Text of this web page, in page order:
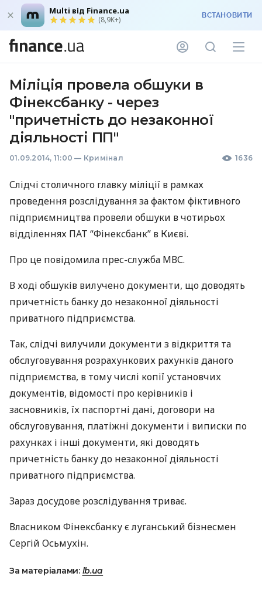
Multi від Finance.ua
(8,9K+) ВСТАНОВИТИ
Міліція провела обшуки в
Фінексбанку - через
"причетність до незаконної
діяльності ПП"
01.09.2014, 11:00 — Кримінал 1636
Слідчі столичного главку міліції в рамках
проведення розслідування за фактом фіктивного
підприємництва провели обшуки в чотирьох
відділеннях ПАТ “Фінексбанк” в Києві.
Про це повідомила прес-служба МВС.
В ході обшуків вилучено документи, що доводять
причетність банку до незаконної діяльності
приватного підприємства.
Так, слідчі вилучили документи з відкриття та
обслуговування розрахункових рахунків даного
підприємства, в тому числі копії установчих
документів, відомості про керівників і
засновників, їх паспортні дані, договори на
обслуговування, платіжні документи і виписки по
рахунках і інші документи, які доводять
причетність банку до незаконної діяльності
приватного підприємства.
Зараз досудове розслідування триває.
Власником Фінексбанку є луганський бізнесмен
Сергій Осьмухін.
За матеріалами: lb.ua